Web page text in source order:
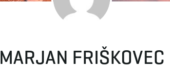
MARJAN FRIŠKOVEC